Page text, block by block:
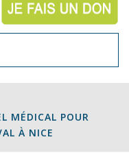
MÉDICAL POUR
À NICE